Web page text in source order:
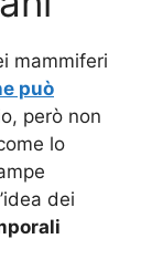
mammiferi
può
però non
lo
dei